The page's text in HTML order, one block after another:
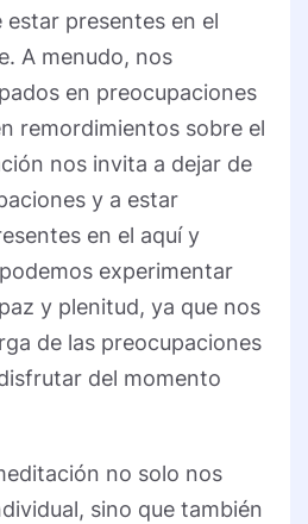
estar presentes en el
A menudo, nos
en preocupaciones
remordimientos sobre el
nos invita a dejar de
y a estar
en el aquí y
experimentar
y plenitud, ya que nos
de las preocupaciones
del momento
no solo nos
sino que también